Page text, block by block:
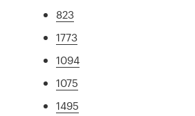
823
1773
1094
1075
1495